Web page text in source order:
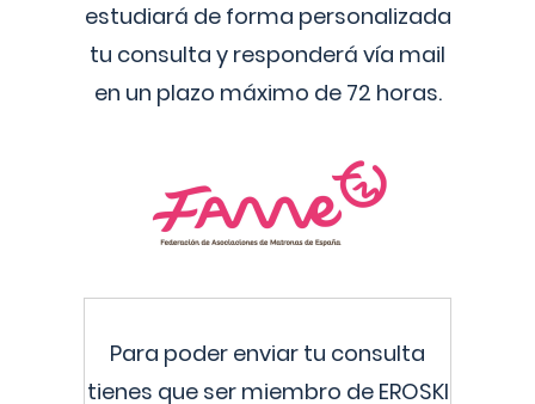
estudiará de forma personalizada
tu consulta y responderá vía mail
en un plazo máximo de 72 horas.
Para poder enviar tu consulta
tienes que ser miembro de EROSKI